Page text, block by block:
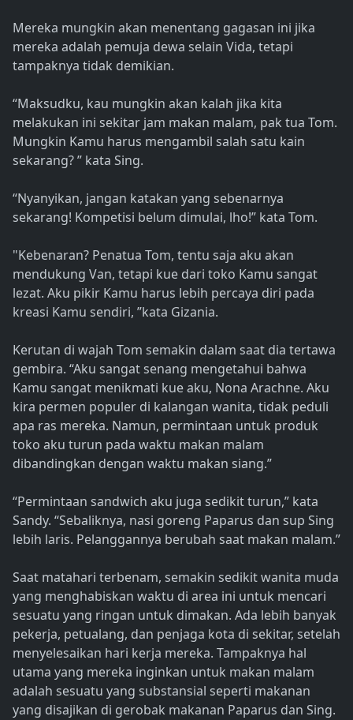
Mereka mungkin akan menentang gagasan ini jika
mereka adalah pemuja dewa selain Vida, tetapi
tampaknya tidak demikian.
“Maksudku, kau mungkin akan kalah jika kita
melakukan ini sekitar jam makan malam, pak tua Tom.
Mungkin Kamu harus mengambil salah satu kain
sekarang? ” kata Sing.
“Nyanyikan, jangan katakan yang sebenarnya
sekarang! Kompetisi belum dimulai, lho!” kata Tom.
"Kebenaran? Penatua Tom, tentu saja aku akan
mendukung Van, tetapi kue dari toko Kamu sangat
lezat. Aku pikir Kamu harus lebih percaya diri pada
kreasi Kamu sendiri, ”kata Gizania.
Kerutan di wajah Tom semakin dalam saat dia tertawa
gembira. “Aku sangat senang mengetahui bahwa
Kamu sangat menikmati kue aku, Nona Arachne. Aku
kira permen populer di kalangan wanita, tidak peduli
apa ras mereka. Namun, permintaan untuk produk
toko aku turun pada waktu makan malam
dibandingkan dengan waktu makan siang.”
“Permintaan sandwich aku juga sedikit turun,” kata
Sandy. “Sebaliknya, nasi goreng Paparus dan sup Sing
lebih laris. Pelanggannya berubah saat makan malam.”
Saat matahari terbenam, semakin sedikit wanita muda
yang menghabiskan waktu di area ini untuk mencari
sesuatu yang ringan untuk dimakan. Ada lebih banyak
pekerja, petualang, dan penjaga kota di sekitar, setelah
menyelesaikan hari kerja mereka. Tampaknya hal
utama yang mereka inginkan untuk makan malam
adalah sesuatu yang substansial seperti makanan
yang disajikan di gerobak makanan Paparus dan Sing.